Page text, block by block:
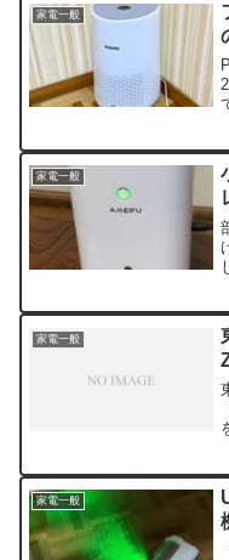
家電一般
家電一般
家電一般
家電一般